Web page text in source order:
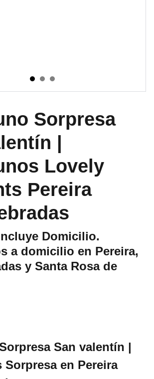
Sorpresa
|
Lovely
Pereira
Domicilio.
a domicilio en Pereira,
y Santa Rosa de
San valentín |
Sorpresa en Pereira